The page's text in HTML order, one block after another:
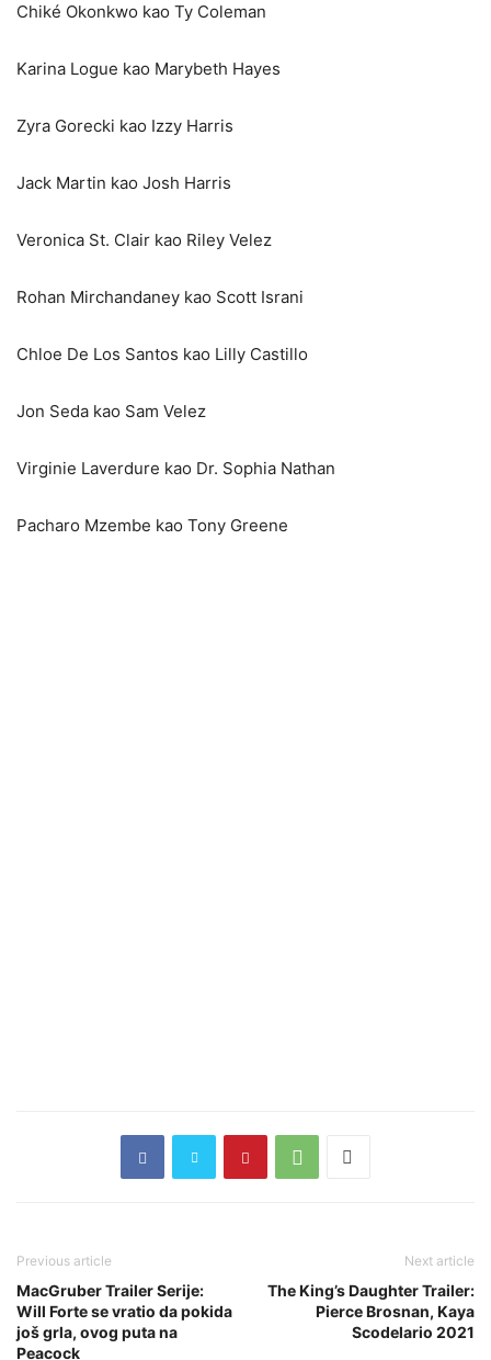
Chiké Okonkwo kao Ty Coleman
Karina Logue kao Marybeth Hayes
Zyra Gorecki kao Izzy Harris
Jack Martin kao Josh Harris
Veronica St. Clair kao Riley Velez
Rohan Mirchandaney kao Scott Israni
Chloe De Los Santos kao Lilly Castillo
Jon Seda kao Sam Velez
Virginie Laverdure kao Dr. Sophia Nathan
Pacharo Mzembe kao Tony Greene
Previous article
MacGruber Trailer Serije:
Will Forte se vratio da pokida
još grla, ovog puta na
Peacock
Next article
The King’s Daughter Trailer:
Pierce Brosnan, Kaya
Scodelario 2021